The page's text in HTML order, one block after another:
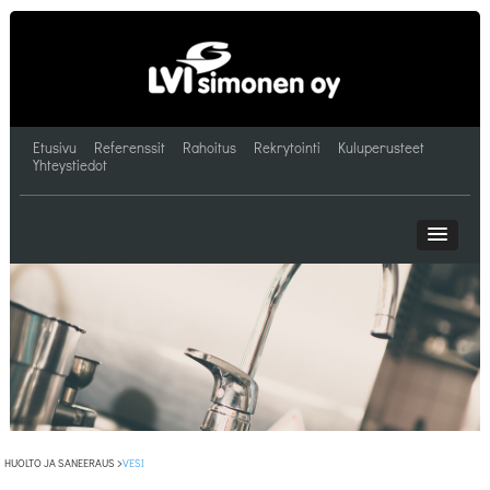
Etusivu Referenssit Rahoitus Rekrytointi
Kuluperusteet
Yhteystiedot
HUOLTO JA SANEERAUS >VESI